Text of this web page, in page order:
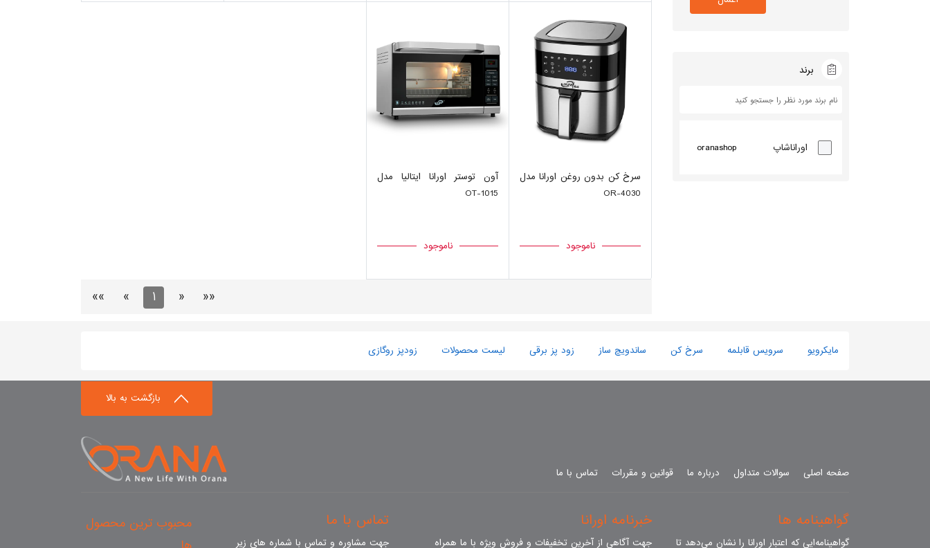
برند
اوراناشاپ oranashop
سرخ کن بدون روغن اورانا مدل
OR-4030
ناموجود
آون توستر اورانا ایتالیا مدل
OT-1015
ناموجود
««
«
1
»
»»
مایکرویو سرویس قابلمه سرخ کن ساندویچ ساز زود پز برقی لیست محصولات زودپز روگازی
بازگشت به بالا
صفحه اصلی سوالات متداول درباره ما قوانین و مقررات تماس با ما
گواهینامه ها
گواهینامه‌ایی که اعتبار اورانا را نشان می‌دهد تا
خبرنامه اورانا
جهت آگاهی از آخرین تخفیفات و فروش ویژه با ما همراه
تماس با ما
جهت مشاوره و تماس با شماره های زیر
محبوب ترین محصول